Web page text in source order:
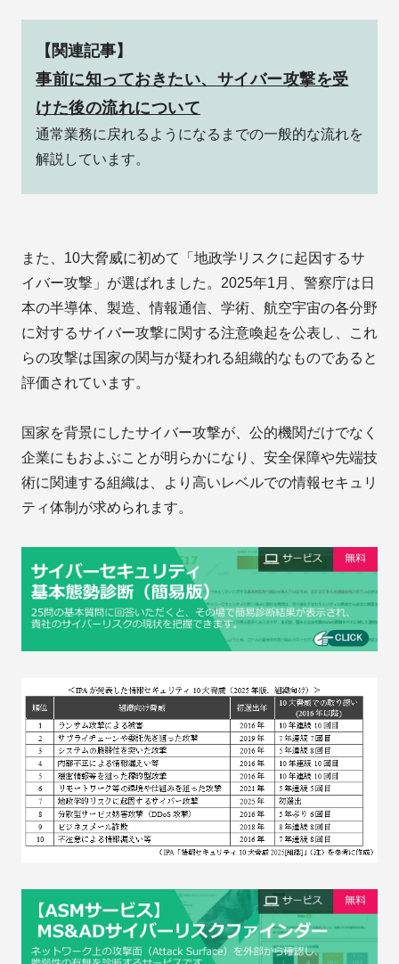
【関連記事】
事前に知っておきたい、サイバー攻撃を受
けた後の流れについて
通常業務に戻れるようになるまでの一般的な流れを
解説しています。
また、10大脅威に初めて「地政学リスクに起因するサ
イバー攻撃」が選ばれました。2025年1月、警察庁は日
本の半導体、製造、情報通信、学術、航空宇宙の各分野
に対するサイバー攻撃に関する注意喚起を公表し、これ
らの攻撃は国家の関与が疑われる組織的なものであると
評価されています。
国家を背景にしたサイバー攻撃が、公的機関だけでなく
企業にもおよぶことが明らかになり、安全保障や先端技
術に関連する組織は、より高いレベルでの情報セキュリ
ティ体制が求められます。